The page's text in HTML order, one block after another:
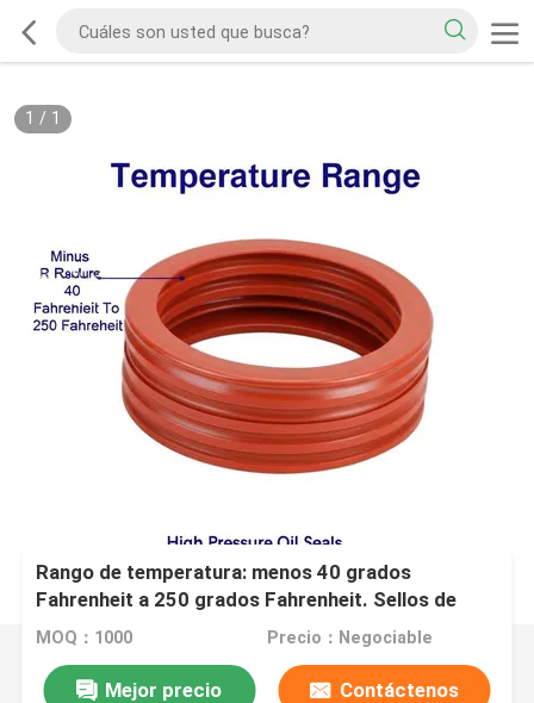
1 / 1
Rango de temperatura: menos 40 grados
Fahrenheit a 250 grados Fahrenheit. Sellos de
aceite de alta presión diseñados para aceites
hidráulicos y sistemas a base de aceite mineral.
MOQ：1000 Precio：Negociable
Mejor precio Contáctenos